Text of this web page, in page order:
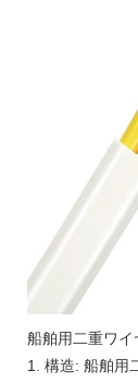
船舶用二重ワイ
1. 構造: 船舶用